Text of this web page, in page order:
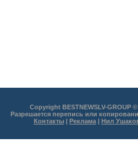
Copyright BESTNEWSLV-GROUP
Разрешается перепись или
Контакты | Реклама | Нил